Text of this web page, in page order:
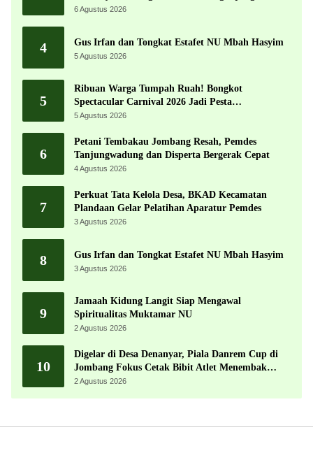
6 Agustus 2026
4 Gus Irfan dan Tongkat Estafet NU Mbah Hasyim
5 Agustus 2026
5
Ribuan Warga Tumpah Ruah! Bongkot
Spectacular Carnival 2026 Jadi Pesta
Kemerdekaan Terbesar di Peterongan
5 Agustus 2026
6
Petani Tembakau Jombang Resah, Pemdes
Tanjungwadung dan Disperta Bergerak Cepat
4 Agustus 2026
7
Perkuat Tata Kelola Desa, BKAD Kecamatan
Plandaan Gelar Pelatihan Aparatur Pemdes
3 Agustus 2026
8 Gus Irfan dan Tongkat Estafet NU Mbah Hasyim
3 Agustus 2026
9
Jamaah Kidung Langit Siap Mengawal
Spiritualitas Muktamar NU
2 Agustus 2026
10
Digelar di Desa Denanyar, Piala Danrem Cup di
Jombang Fokus Cetak Bibit Atlet Menembak
Berprestasi
2 Agustus 2026